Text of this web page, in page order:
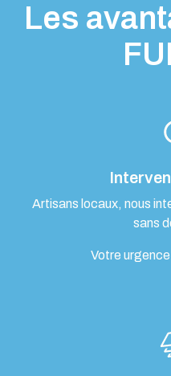
Les
Artisans locaux, nous
sans
Votre